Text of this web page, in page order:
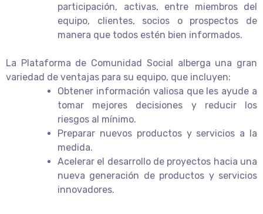
participación, activas, entre miembros del
equipo, clientes, socios o prospectos de
manera que todos estén bien informados.
La Plataforma de Comunidad Social alberga una gran
variedad de ventajas para su equipo, que incluyen:
Obtener información valiosa que les ayude a
tomar mejores decisiones y reducir los
riesgos al mínimo.
Preparar nuevos productos y servicios a la
medida.
Acelerar el desarrollo de proyectos hacia una
nueva generación de productos y servicios
innovadores.